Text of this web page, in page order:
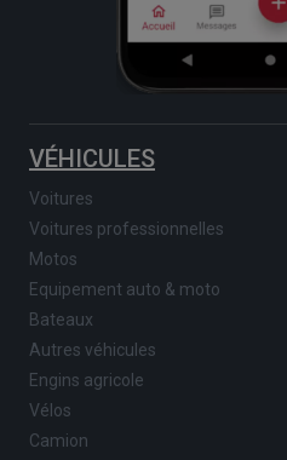
VÉHICULES
Voitures
Voitures professionnelles
Motos
Equipement auto & moto
Bateaux
Autres véhicules
Engins agricole
Vélos
Camion